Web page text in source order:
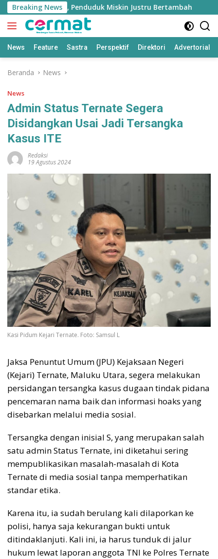
Langsung
ke
konten
Breaking News
Tinggi, Penduduk Miskin Justru Bertambah
News Feature Sastra Perspektif Direktori Advertorial
Beranda News
News
Admin Status Ternate Segera
Disidangkan Usai Jadi Tersangka
Kasus ITE
Redaksi
19 Agustus 2024
Kasi Pidum Kejari Ternate. Foto: Samsul L
Jaksa Penuntut Umum (JPU) Kejaksaan Negeri
(Kejari) Ternate, Maluku Utara, segera melakukan
persidangan tersangka kasus dugaan tindak pidana
pencemaran nama baik dan informasi hoaks yang
disebarkan melalui media sosial.
Tersangka dengan inisial S, yang merupakan salah
satu admin Status Ternate, ini diketahui sering
mempublikasikan masalah-masalah di Kota
Ternate di media sosial tanpa memperhatikan
standar etika.
Karena itu, ia sudah berulang kali dilaporkan ke
polisi, hanya saja kekurangan bukti untuk
ditindaklanjuti. Kali ini, ia harus tunduk di jalur
hukum lewat laporan anggota TNI ke Polres Ternate